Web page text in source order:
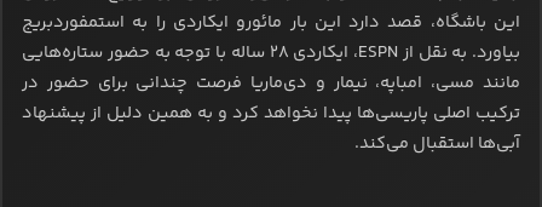
این باشگاه، قصد دارد این بار مائورو ایکاردی را به استمفورد‌بریج
بیاورد. به نقل از ESPN، ایکاردی 28 ساله با توجه به حضور ستاره‌هایی
مانند مسی، امباپه، نیمار و دی‌ماریا فرصت چندانی برای حضور در
ترکیب اصلی پاریسی‌ها پیدا نخواهد کرد و به همین دلیل از پیشنهاد
آبی‌ها استقبال می‌کند.